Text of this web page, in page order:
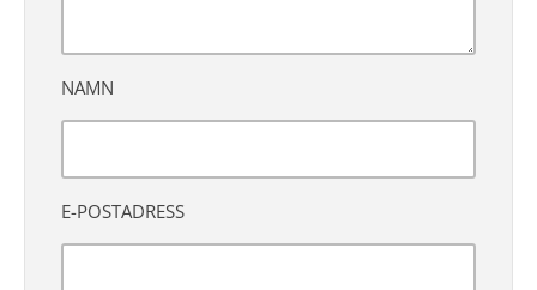
NAMN
E-POSTADRESS